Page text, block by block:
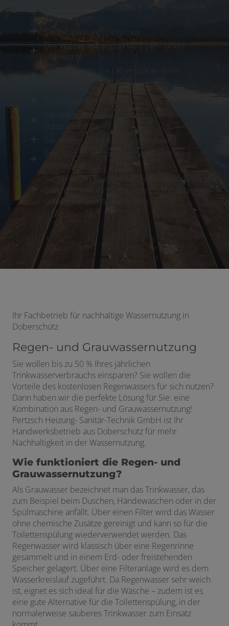
Sie verbessern die Hygiene durch reduzierte
Ablagerungen
Sie beugen Legionellen vor
Der Wasser-Härtegrad wird permanent
überwacht
Sie verlängern die Lebensdauer Ihrer
Haushaltsgeräte
Sie pflegen und schonen Ihre Haut und Ihr Haar
Sie reduzieren Ihre Kosten für Wasch- und
Sie senken Ihren Reinigungsaufwand
Ihre Wäsche bleibt länger weiß und wird
kuschelweich
Sie genießen saubereres Trinkwasser direkt aus
dem Wasserhahn und sparen sich das lästige
Schleppen von Wasserkisten
Ihr Fachbetrieb für nachhaltige Wassernutzung in
Doberschütz
Regen- und Grauwassernutzung
Sie wollen bis zu 50 % Ihres jährlichen
Trinkwasserverbrauchs einsparen? Sie wollen die
Vorteile des kostenlosen Regenwassers für sich nutzen?
Dann haben wir die perfekte Lösung für Sie: eine
Kombination aus Regen- und Grauwassernutzung!
Pertzsch Heizung- Sanitär-Technik GmbH ist Ihr
Handwerksbetrieb aus Doberschütz für mehr
Nachhaltigkeit in der Wassernutzung.
Wie funktioniert die Regen- und
Grauwassernutzung?
Als Grauwasser bezeichnet man das Trinkwasser, das
zum Beispiel beim Duschen, Händewaschen oder in der
Spülmaschine anfällt. Über einen Filter wird das Wasser
ohne chemische Zusätze gereinigt und kann so für die
Toilettenspülung wiederverwendet werden. Das
Regenwasser wird klassisch über eine Regenrinne
gesammelt und in einem Erd- oder freistehenden
Speicher gelagert. Über eine Filteranlage wird es dem
Wasserkreislauf zugeführt. Da Regenwasser sehr weich
ist, eignet es sich ideal für die Wäsche – zudem ist es
eine gute Alternative für die Toilettenspülung, in der
normalerweise sauberes Trinkwasser zum Einsatz